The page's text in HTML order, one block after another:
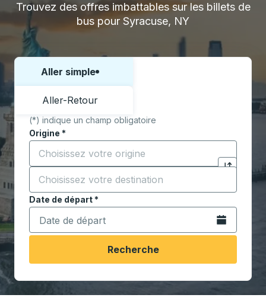
Trouvez des offres imbattables sur les billets de
bus pour Syracuse, NY
Choisissez un sens ou un aller-retour:
Aller simple
Aller-Retour
(*) indique un champ obligatoire
Origine *
Commencez à saisir la ville d'origine pour ouvrir
Cliquez
Destination*
Commencez à saisir la ville de destination pour
Date de départ*
Tapez la date au format date Barre oblique du mois à
Ouvrez le
Recherche